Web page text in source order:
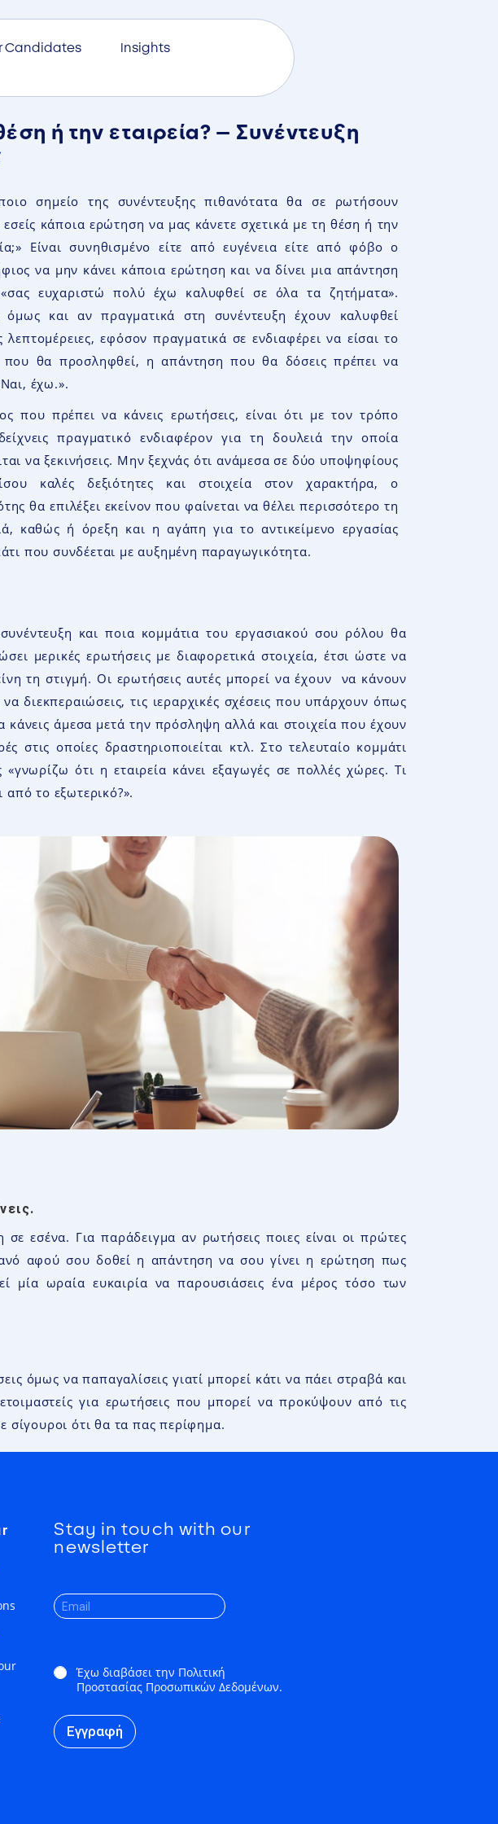
Candidates
Insights
ή την εταιρεία? – Συνέντευξη
σημείο της συνέντευξης πιθανότατα θα σε ρωτήσουν
εσείς κάποια ερώτηση να μας κάνετε σχετικά με τη θέση ή την
Είναι συνηθισμένο είτε από ευγένεια είτε από φόβο ο
να μην κάνει κάποια ερώτηση και να δίνει μια απάντηση
«σας ευχαριστώ πολύ έχω καλυφθεί σε όλα τα ζητήματα».
όμως και ανπραγματικά στη συνέντευξη έχουν καλυφθεί
λεπτομέρειες, εφόσον πραγματικά σε ενδιαφέρει να είσαι το
που θα προσληφθεί, η απάντηση που θα δόσεις πρέπει να
έχω.».
που πρέπει να κάνεις ερωτήσεις, είναι ότι με τον τρόπο
πραγματικό ενδιαφέρον για τη δουλειά την οποία
να ξεκινήσεις. Μην ξεχνάς ότι ανάμεσα σε δύο υποψηφίους
καλές δεξιότητες και στοιχεία στον χαρακτήρα, ο
θα επιλέξει εκείνον που φαίνεται να θέλει περισσότερο τη
καθώς ή όρεξη και η αγάπη για το αντικείμενο εργασίας
που συνδέεται με αυξημένη παραγωγικότητα.
και ποια κομμάτια του εργασιακού σου ρόλου θα
μερικές ερωτήσεις με διαφορετικά στοιχεία, έτσι ώστε να
τη στιγμή. Οι ερωτήσεις αυτές μπορεί να έχουν να κάνουν
διεκπεραιώσεις, τις ιεραρχικές σχέσεις που υπάρχουν όπως
άμεσα μετά την πρόσληψη αλλά και στοιχεία που έχουν
οποίες δραστηριοποιείται κτλ. Στο τελευταίο κομμάτι
ότι η εταιρεία κάνει εξαγωγές σε πολλές χώρες. Τι
το εξωτερικό?».
εσένα. Για παράδειγμα αν ρωτήσεις ποιες είναι οι πρώτες
αφού σου δοθεί η απάντηση να σου γίνει η ερώτηση πως
μία ωραία ευκαιρία να παρουσιάσεις ένα μέρος τόσο των
να παπαγαλίσεις γιατί μπορεί κάτι να πάει στραβά και
για ερωτήσεις που μπορεί να προκύψουν από τις
σίγουροι ότι θα τα πας περίφημα.
Stay in touch with our
newsletter
Έχω διαβάσει την Πολιτική
Προστασίας Προσωπικών Δεδομένων.
Εγγραφή